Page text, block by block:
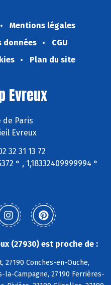
Mentions légales
données
CGU
Plan du site
Evreux
de Paris
Evreux
32 31 13 72
° , 1,18332409999994 °
(27930) est proche de :
27190 Conches-en-Ouche,
la-Campagne, 27190 Ferrières-